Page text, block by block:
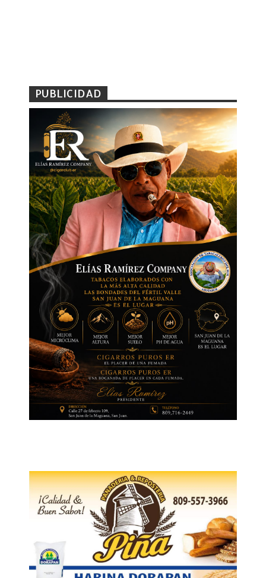
PUBLICIDAD